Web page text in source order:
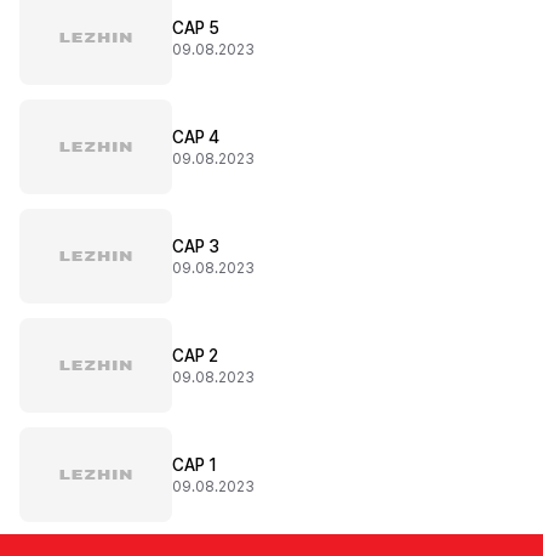
CAP 5
09.08.2023
CAP 4
09.08.2023
CAP 3
09.08.2023
CAP 2
09.08.2023
CAP 1
09.08.2023